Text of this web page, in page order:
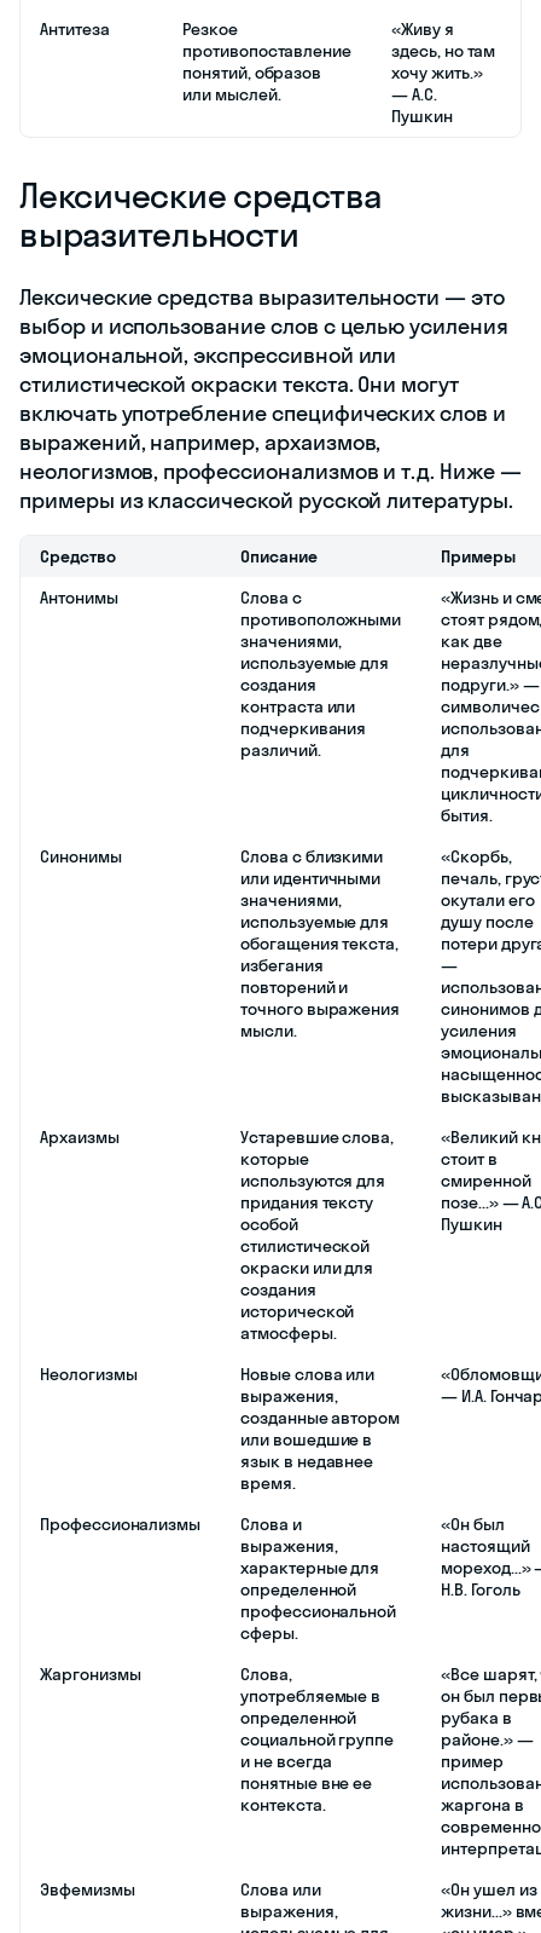
Антитеза
Резкое
противопоставление
понятий, образов
или мыслей.
«Живу я
здесь, но там
хочу жить.»
— А.С.
Пушкин
Лексические средства
выразительности
Лексические средства выразительности — это
выбор и использование слов с целью усиления
эмоциональной, экспрессивной или
стилистической окраски текста. Они могут
включать употребление специфических слов и
выражений, например, архаизмов,
неологизмов, профессионализмов и т.д. Ниже —
примеры из классической русской литературы.
Средство Описание
Примеры
Антонимы
Слова с
противоположными
значениями,
используемые для
создания
контраста или
подчеркивания
различий.
«Жизнь и
стоят
как две
подруги.» —
для
бытия.
Синонимы
Слова с близкими
или идентичными
значениями,
используемые для
обогащения текста,
избегания
повторений и
точного выражения
мысли.
«Скорбь,
печаль,
окутали его
душу после
потери
—
синонимов
усиления
Архаизмы
Устаревшие слова,
которые
используются для
придания тексту
особой
стилистической
окраски или для
создания
исторической
атмосферы.
«Великий
стоит в
смиренной
позе...» —
Пушкин
Неологизмы
Новые слова или
выражения,
созданные автором
или вошедшие в
язык в недавнее
время.
— И.А.
Профессионализмы
Слова и
выражения,
характерные для
определенной
профессиональной
сферы.
«Он был
настоящий
мореход...»
Н.В. Гоголь
Жаргонизмы
Слова,
употребляемые в
определенной
социальной группе
и не всегда
понятные вне ее
контекста.
«Все шарят,
он был
рубака в
районе.» —
пример
жаргона в
Эвфемизмы
Слова или
выражения,
«Он ушел из
жизни...»